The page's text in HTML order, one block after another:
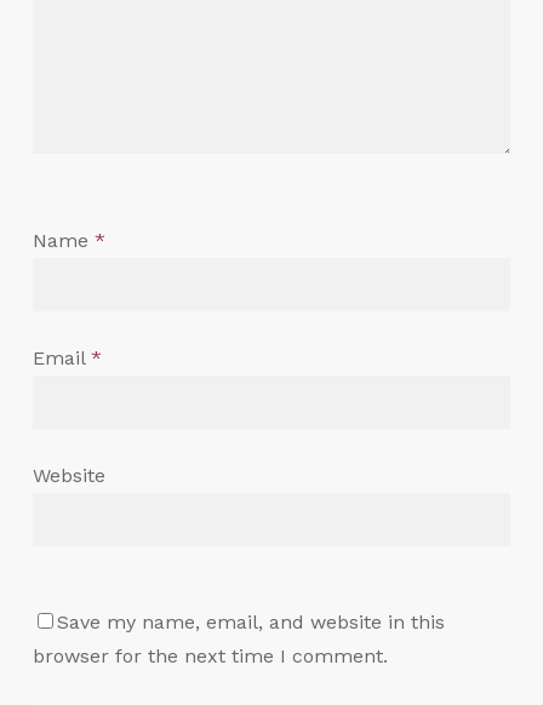
Name *
Email *
Website
Save my name, email, and website in this
browser for the next time I comment.